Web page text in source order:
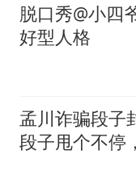
脱口秀@小四
好型人格
孟川诈骗段子
段子甩个不停